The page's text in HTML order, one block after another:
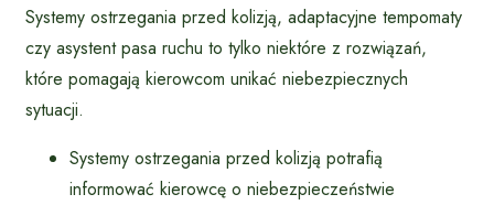
Systemy ostrzegania przed kolizją, adaptacyjne tempomaty
czy asystent pasa ruchu to tylko niektóre z rozwiązań,
które pomagają kierowcom unikać niebezpiecznych
sytuacji.
Systemy ostrzegania przed kolizją potrafią
informować kierowcę o niebezpieczeństwie